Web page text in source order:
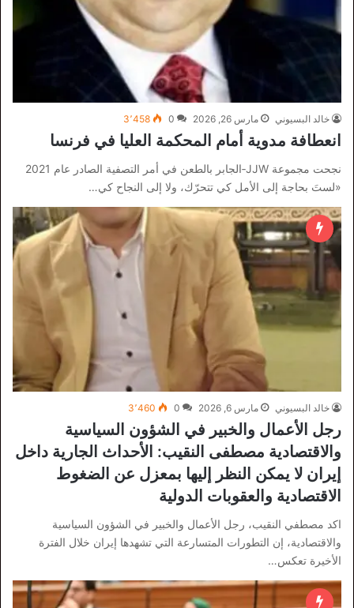
خالد البسيوني مارس 26, 2026 0 3٬458
انعطافة مدوية أمام المحكمة العليا في فرنسا
نجحت مجموعة JJW‑الجابر بالطعن في أمر التصفية الصادر عام 2021
«لستَ بحاجة إلى الأمل كي تتحرّك، ولا إلى النجاح كي…
خالد البسيوني مارس 6, 2026 0 3٬460
رجل الأعمال والخبير في الشؤون السياسية
والاقتصادية مصطفى النقيب: الأحداث الجارية داخل
إيران لا يمكن النظر إليها بمعزل عن الضغوط
الاقتصادية والعقوبات الدولية
اكد مصطفي النقيب، رجل الأعمال والخبير في الشؤون السياسية
والاقتصادية، إن التطورات المتسارعة التي تشهدها إيران خلال الفترة
الأخيرة تعكس…